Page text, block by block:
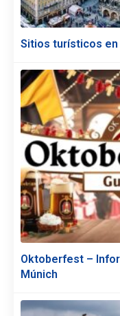
Sitios turísticos en
Oktoberfest –
Múnich